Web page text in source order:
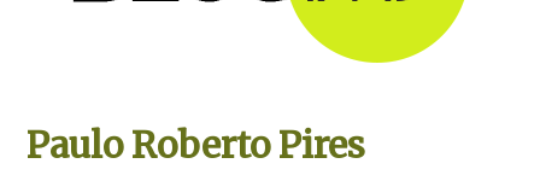
Paulo Roberto Pires